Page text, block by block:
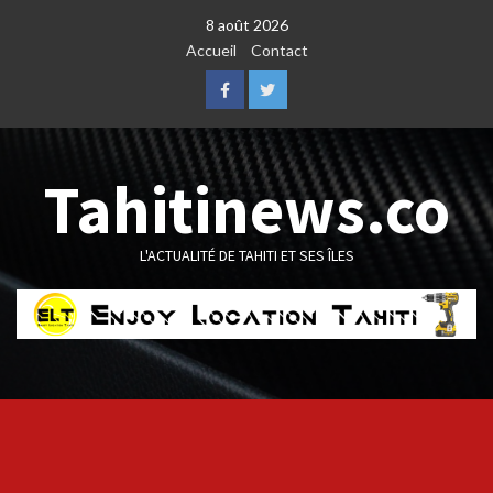
8 août 2026
Accueil
Contact
FacebookTwitter
Tahitinews.co
L'ACTUALITÉ DE TAHITI ET SES ÎLES